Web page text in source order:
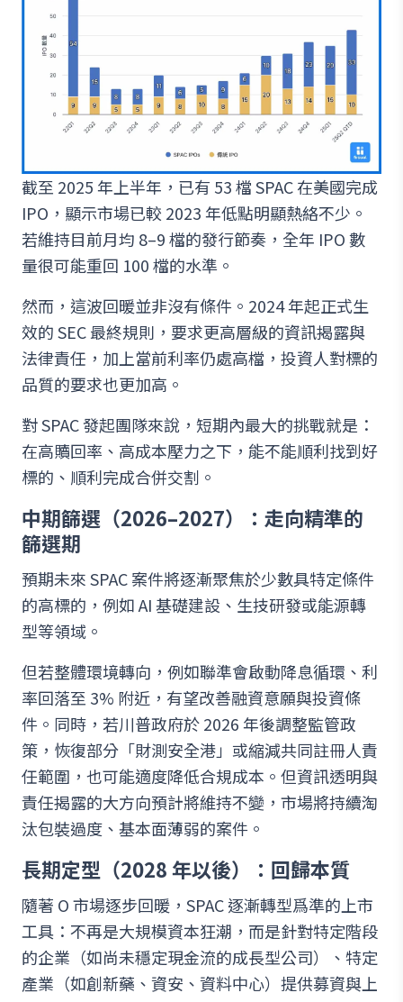
截至 2025 年上半年，已有 53 檔 SPAC 在美國完成
IPO，顯示市場已較 2023 年低點明顯熱絡不少。
若維持目前月均 8–9 檔的發行節奏，全年 IPO 數
量很可能重回 100 檔的水準。
然而，這波回暖並非沒有條件。2024 年起正式生
效的 SEC 最終規則，要求更高層級的資訊揭露與
法律責任，加上當前利率仍處高檔，投資人對標的
品質的要求也更加高。
對 SPAC 發起團隊來說，短期內最大的挑戰就是：
在高贖回率、高成本壓力之下，能不能順利找到好
標的、順利完成合併交割。
中期篩選（2026–2027）：走向精準的
篩選期
預期未來 SPAC 案件將逐漸聚焦於少數具特定條件
的高標的，例如 AI 基礎建設、生技研發或能源轉
型等領域。
但若整體環境轉向，例如聯準會啟動降息循環、利
率回落至 3% 附近，有望改善融資意願與投資條
件。同時，若川普政府於 2026 年後調整監管政
策，恢復部分「財測安全港」或縮減共同註冊人責
任範圍，也可能適度降低合規成本。但資訊透明與
責任揭露的大方向預計將維持不變，市場將持續淘
汰包裝過度、基本面薄弱的案件。
長期定型（2028 年以後）：回歸本質
隨著 O 市場逐步回暖，SPAC 逐漸轉型爲準的上市
工具：不再是大規模資本狂潮，而是針對特定階段
的企業（如尚未穩定現金流的成長型公司）、特定
產業（如創新藥、資安、資料中心）提供募資與上